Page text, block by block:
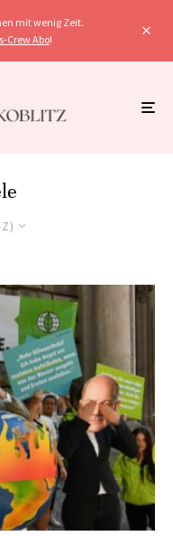
mit wenig Zeit.
Crew Abo!